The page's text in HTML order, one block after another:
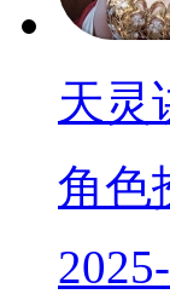
天灵
角色